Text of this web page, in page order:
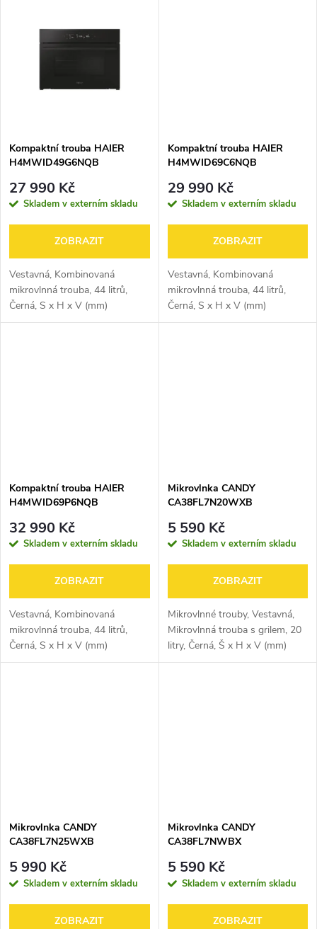
Kompaktní trouba HAIER
H4MWID49G6NQB
27 990 Kč
Skladem v externím skladu
ZOBRAZIT
Vestavná, Kombinovaná
mikrovlnná trouba, 44 litrů,
Černá, S x H x V (mm)
595x565x455
Kompaktní trouba HAIER
H4MWID69C6NQB
29 990 Kč
Skladem v externím skladu
ZOBRAZIT
Vestavná, Kombinovaná
mikrovlnná trouba, 44 litrů,
Černá, S x H x V (mm)
595x565x455
Kompaktní trouba HAIER
H4MWID69P6NQB
32 990 Kč
Skladem v externím skladu
ZOBRAZIT
Vestavná, Kombinovaná
mikrovlnná trouba, 44 litrů,
Černá, S x H x V (mm)
595x565x455
Mikrovlnka CANDY
CA38FL7N20WXB
5 590 Kč
Skladem v externím skladu
ZOBRAZIT
Mikrovlnné trouby, Vestavná,
Mikrovlnná trouba s grilem, 20
litry, Černá, Š x H x V (mm)
595x337x385
Mikrovlnka CANDY
CA38FL7N25WXB
5 990 Kč
Skladem v externím skladu
ZOBRAZIT
Mikrovlnka CANDY
CA38FL7NWBX
5 590 Kč
Skladem v externím skladu
ZOBRAZIT